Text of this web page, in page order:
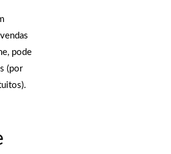
pode
(por